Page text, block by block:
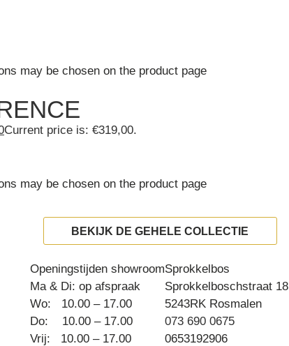
may be chosen on the product page
Current price is: €319,00.
may be chosen on the product page
BEKIJK DE GEHELE COLLECTIE
Openingstijden showroom
Ma & Di: op afspraak
Wo: 10.00 – 17.00
Do: 10.00 – 17.00
Vrij: 10.00 – 17.00
Sprokkelbos
Sprokkelboschstraat 18
5243RK Rosmalen
073 690 0675
0653192906